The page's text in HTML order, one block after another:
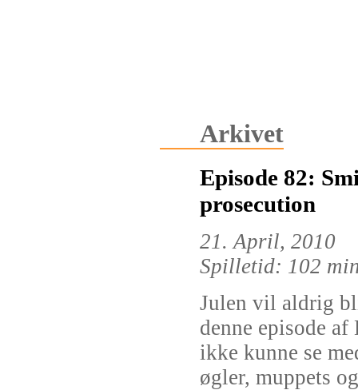
Arkivet
Episode 82:
prosecution
21. April, 2010
Spilletid: 102
Julen vil aldrig
denne episode
ikke kunne se
øgler, muppets